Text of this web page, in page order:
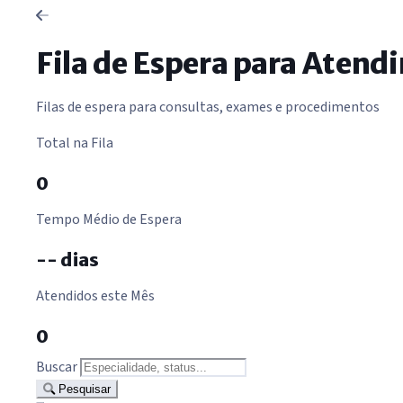
Fila de Espera para
Filas de espera para consultas, exames e procedimentos
Total na Fila
0
Tempo Médio de Espera
-- dias
Atendidos este Mês
0
Buscar
Pesquisar